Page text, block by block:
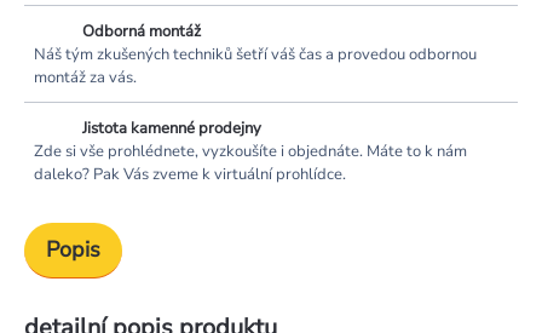
Odborná montáž
Náš tým zkušených techniků šetří váš čas a provedou odbornou
montáž za vás.
Jistota kamenné prodejny
Zde si vše prohlédnete, vyzkoušíte i objednáte. Máte to k nám
daleko? Pak Vás zveme k virtuální prohlídce.
Popis